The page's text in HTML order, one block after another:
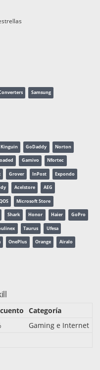
Samsung
Kinguin GoDaddy Norton
Gamivo Nfortec
Grover InPost Expondo
Acelstore AEG
Microsoft Store
Shark Honor Haier GoPro
Taurus Ufesa
OnePlus Orange Airalo
Categoría
Gaming e Internet